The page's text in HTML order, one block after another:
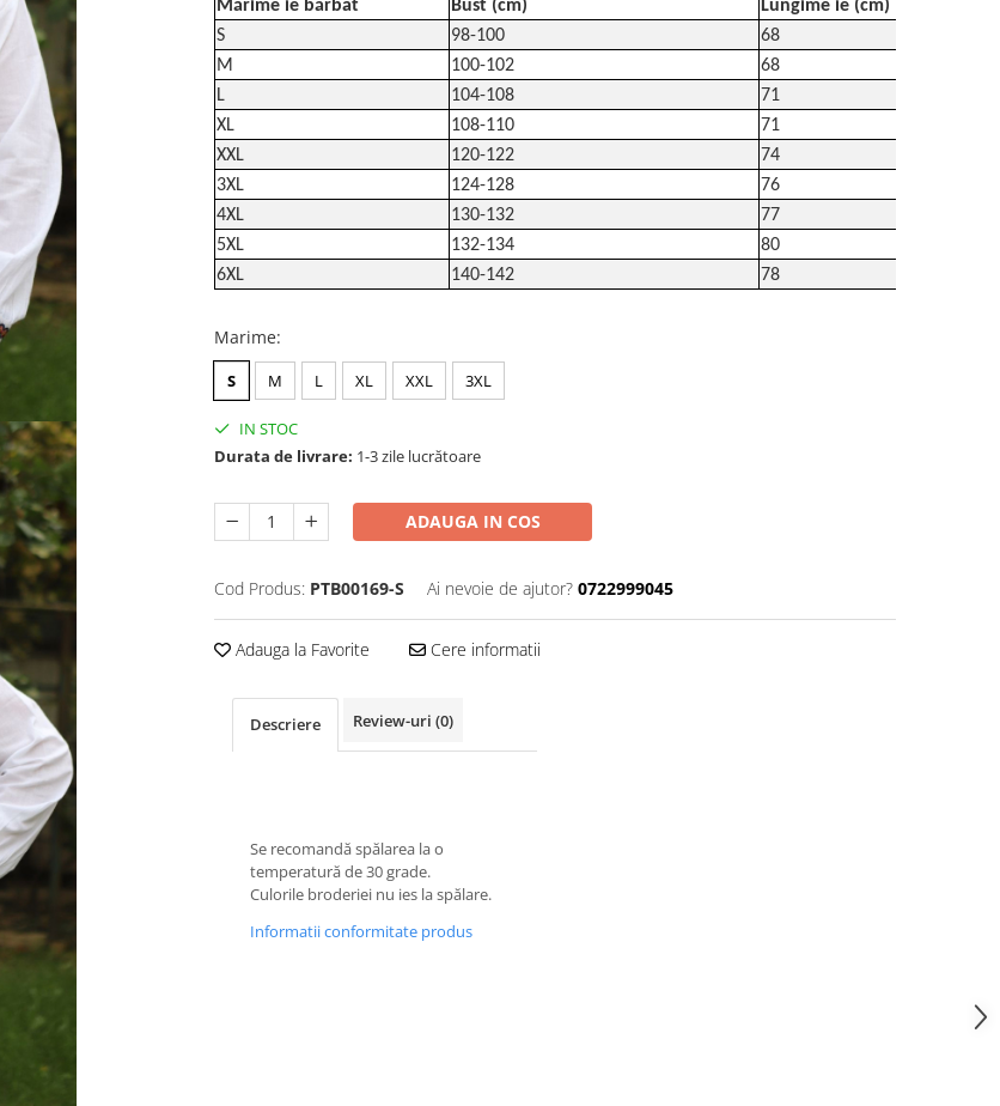
Mărime ie bărbat Bust (cm)
Lungime ie (cm)
S
98-100
68
M
100-102
68
L
104-108
71
XL
108-110
71
XXL
120-122
74
3XL
124-128
76
4XL
130-132
77
5XL
132-134
80
6XL
140-142 78
Marime:
S M L XL XXL 3XL
IN STOC
Durata de livrare: 1-3 zile lucrătoare
ADAUGA IN COS
Cod Produs: PTB00169-S Ai nevoie de ajutor? 0722999045
Adauga la Favorite Cere informatii
Descriere Review-uri (0)
Se recomandă spălarea la o
temperatură de 30 grade.
Culorile broderiei nu ies la spălare.
Informatii conformitate produs